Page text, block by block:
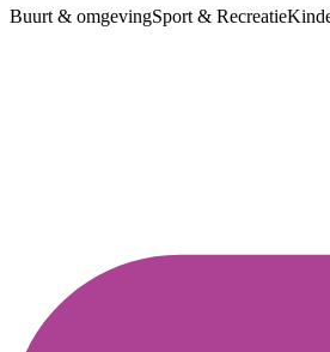
Buurt & omgevingSport & Recreatie